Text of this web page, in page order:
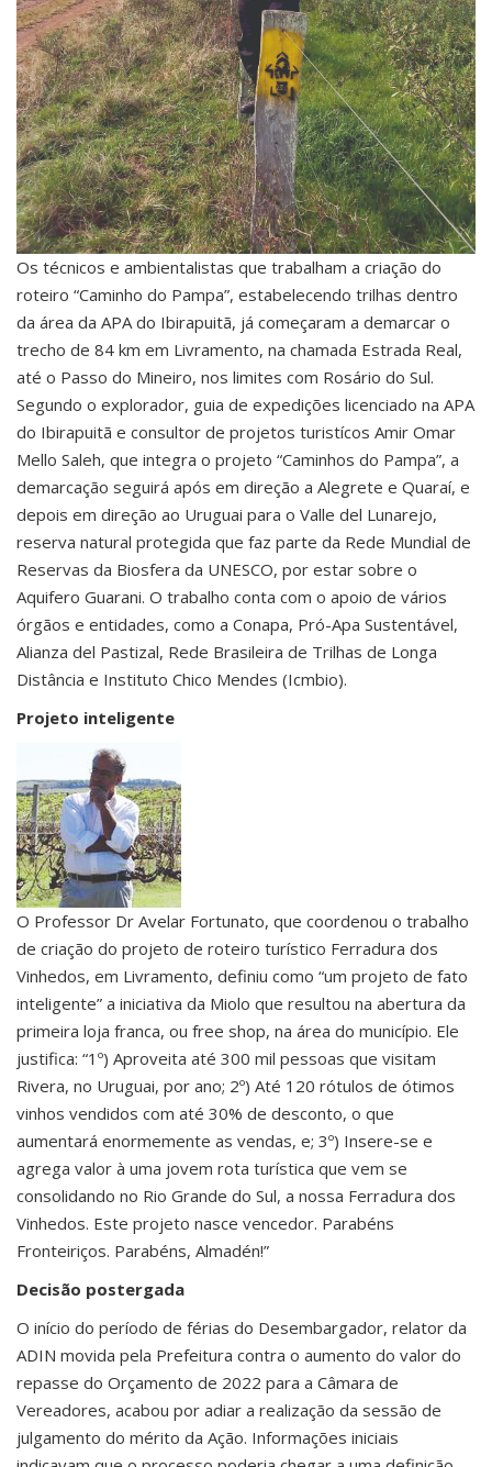
Os técnicos e ambientalistas que trabalham a criação do
roteiro “Caminho do Pampa”, estabelecendo trilhas dentro
da área da APA do Ibirapuitã, já começaram a demarcar o
trecho de 84 km em Livramento, na chamada Estrada Real,
até o Passo do Mineiro, nos limites com Rosário do Sul.
Segundo o explorador, guia de expedições licenciado na APA
do Ibirapuitã e consultor de projetos turistícos Amir Omar
Mello Saleh, que integra o projeto “Caminhos do Pampa”, a
demarcação seguirá após em direção a Alegrete e Quaraí, e
depois em direção ao Uruguai para o Valle del Lunarejo,
reserva natural protegida que faz parte da Rede Mundial de
Reservas da Biosfera da UNESCO, por estar sobre o
Aquifero Guarani. O trabalho conta com o apoio de vários
órgãos e entidades, como a Conapa, Pró-Apa Sustentável,
Alianza del Pastizal, Rede Brasileira de Trilhas de Longa
Distância e Instituto Chico Mendes (Icmbio).
Projeto inteligente
O Professor Dr Avelar Fortunato, que coordenou o trabalho
de criação do projeto de roteiro turístico Ferradura dos
Vinhedos, em Livramento, definiu como “um projeto de fato
inteligente” a iniciativa da Miolo que resultou na abertura da
primeira loja franca, ou free shop, na área do município. Ele
justifica: “1º) Aproveita até 300 mil pessoas que visitam
Rivera, no Uruguai, por ano; 2º) Até 120 rótulos de ótimos
vinhos vendidos com até 30% de desconto, o que
aumentará enormemente as vendas, e; 3º) Insere-se e
agrega valor à uma jovem rota turística que vem se
consolidando no Rio Grande do Sul, a nossa Ferradura dos
Vinhedos. Este projeto nasce vencedor. Parabéns
Fronteiriços. Parabéns, Almadén!”
Decisão postergada
O início do período de férias do Desembargador, relator da
ADIN movida pela Prefeitura contra o aumento do valor do
repasse do Orçamento de 2022 para a Câmara de
Vereadores, acabou por adiar a realização da sessão de
julgamento do mérito da Ação. Informações iniciais